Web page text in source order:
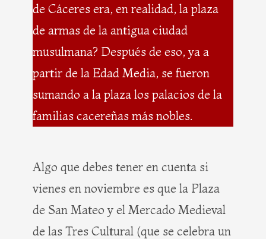
de Cáceres era, en realidad, la plaza
de armas de la antigua ciudad
musulmana? Después de eso, ya a
partir de la Edad Media, se fueron
sumando a la plaza los palacios de la
familias cacereñas más nobles.
Algo que debes tener en cuenta si
vienes en noviembre es que la Plaza
de San Mateo y el Mercado Medieval
de las Tres Cultural (que se celebra un